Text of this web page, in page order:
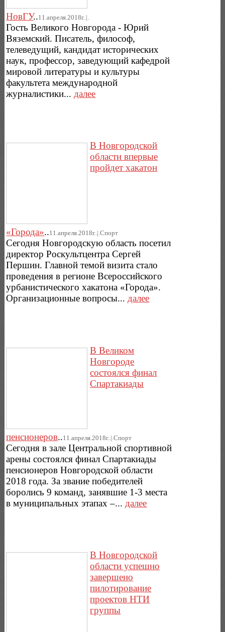
НовГУ..11.апреля.2018г..|.
Гость Великого Новгорода - Юрий
Вяземский. Писатель, философ,
телеведущий, кандидат исторических
наук, профессор, заведующий кафедрой
мировой литературы и культуры
факультета международной
журналистики... далее
В Новгородской
области впервые
пройдет хакатон
«Города»..11.апреля.2018г..|.Спорт
Сегодня Новгородскую область посетил
директор Роскультцентра Сергей
Першин. Главной темой визита стало
проведения в регионе Всероссийского
урбанистического хакатона «Города».
Организационные вопросы...далее
В Великом
Новгороде
состоялся финал
Спартакиады
пенсионеров..11.апреля.2018г..|.Спорт
Сегодня в зале Центральной спортивной
арены состоялся финал Спартакиады
пенсионеров Новгородской области
2018 года. За звание победителей
боролись 9 команд, занявшие 1-3 места
в муниципальных этапах –... далее
В Новгородской
области успешно
завершено
пилотирование
проектов НТИ
группы